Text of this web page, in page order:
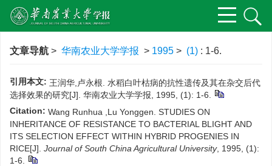
文章导航 > 华南农业大学学报 > 1995 > (1) : 1-6.
引用本文: 王润华,卢永根. 水稻白叶枯病的抗性遗传及其在杂交后代
选择效果的研究[J]. 华南农业大学学报, 1995, (1): 1-6.
Citation: Wang Runhua ,Lu Yonggen. STUDIES ON
INHERITANCE OF RESISTANCE TO BACTERIAL BLIGHT AND
ITS SELECTION EFFECT WITHIN HYBRID PROGENIES IN
RICE[J]. Journal of South China Agricultural University, 1995, (1):
1-6.